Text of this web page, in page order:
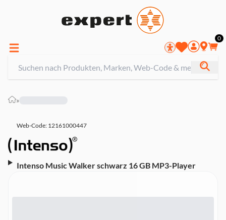
0
»
Web-Code: 12161000447
Intenso Music Walker schwarz 16 GB MP3-Player